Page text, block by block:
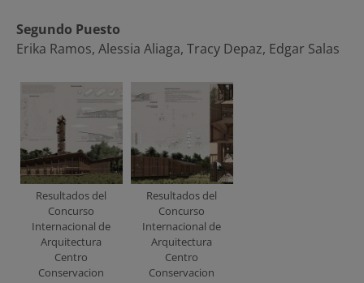
Segundo Puesto
Erika Ramos, Alessia Aliaga, Tracy Depaz, Edgar Salas
Resultados del
Concurso
Internacional de
Arquitectura
Centro
Conservacion
Resultados del
Concurso
Internacional de
Arquitectura
Centro
Conservacion